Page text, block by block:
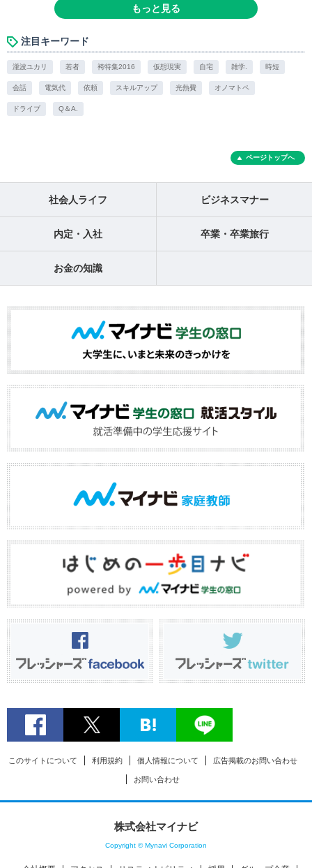
もっと見る
注目キーワード
瀧波ユカリ 若者 袴特集2016 仮想現実 自宅 雑学. 時短
会話 電気代 依頼 スキルアップ 光熱費 オノマトペ
ドライブ Q＆A.
ページトップへ
社会人ライフ ビジネスマナー
内定・入社 卒業・卒業旅行
お金の知識
このサイトについて 利用規約 個人情報について 広告掲載のお問い合わせ
お問い合わせ
株式会社マイナビ
Copyright © Mynavi Corporation